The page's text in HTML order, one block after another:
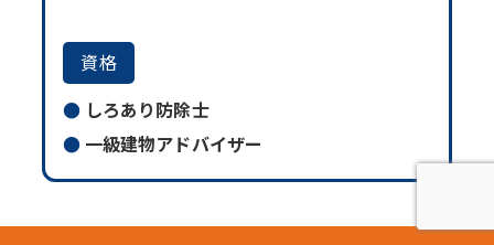
資格
しろあり防除士
一級建物アドバイザー